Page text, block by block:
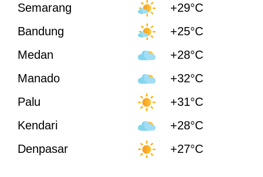
Semarang
+29°C
Bandung
+25°C
Medan
+28°C
Manado
+32°C
Palu
+31°C
Kendari
+28°C
Denpasar
+27°C